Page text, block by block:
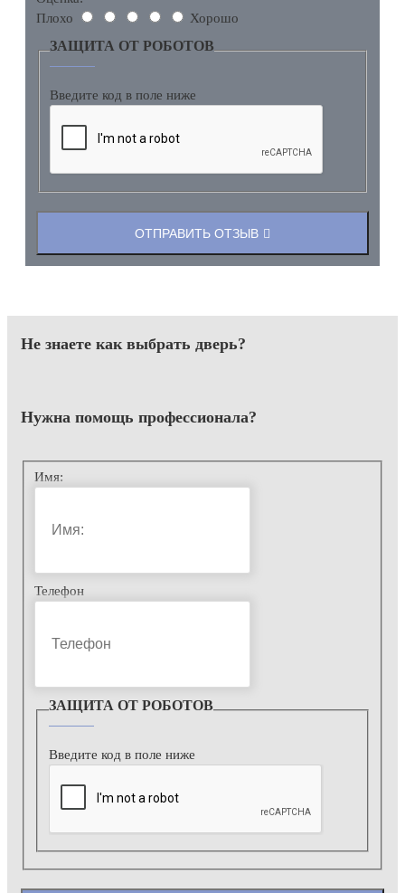
Плохо
Хорошо
ЗАЩИТА ОТ РОБОТОВ
Введите код в поле ниже
ОТПРАВИТЬ ОТЗЫВ
Не знаете как выбрать дверь?
Нужна помощь профессионала?
Имя:
Телефон
ЗАЩИТА ОТ РОБОТОВ
Введите код в поле ниже